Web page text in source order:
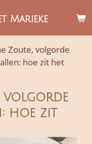
Marieke
Zoute, volgorde
hoe zit het
volgorde
hoe zit